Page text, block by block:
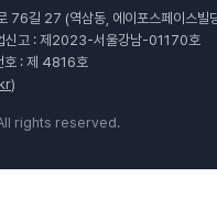
76길 27 (역삼동, 에이포스페이스빌
신고 : 제2023-서울강남-01170호
호 : 제 4816호
)
rights reserved.